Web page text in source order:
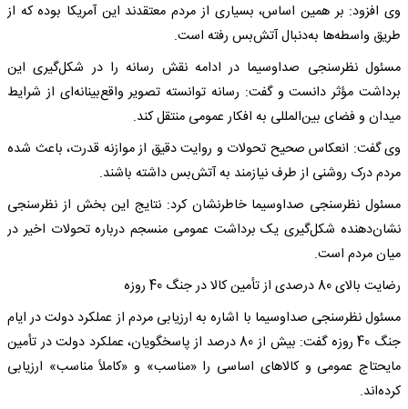
وی افزود: بر همین اساس، بسیاری از مردم معتقدند این آمریکا بوده که از
طریق واسطه‌ها به‌دنبال آتش‌بس رفته است.
مسئول نظرسنجی صداوسیما در ادامه نقش رسانه را در شکل‌گیری این
برداشت مؤثر دانست و گفت: رسانه توانسته تصویر واقع‌بینانه‌ای از شرایط
میدان و فضای بین‌المللی به افکار عمومی منتقل کند.
وی گفت: انعکاس صحیح تحولات و روایت دقیق از موازنه قدرت، باعث شده
مردم درک روشنی از طرف نیازمند به آتش‌بس داشته باشند.
مسئول نظرسنجی صداوسیما خاطرنشان کرد: نتایج این بخش از نظرسنجی
نشان‌دهنده شکل‌گیری یک برداشت عمومی منسجم درباره تحولات اخیر در
میان مردم است.
رضایت بالای 80 درصدی از تأمین کالا در جنگ 40 روزه
مسئول نظرسنجی صداوسیما با اشاره به ارزیابی مردم از عملکرد دولت در ایام
جنگ 40 روزه گفت: بیش از 80 درصد از پاسخگویان، عملکرد دولت در تأمین
مایحتاج عمومی و کالاهای اساسی را «مناسب» و «کاملاً مناسب» ارزیابی
کرده‌اند.